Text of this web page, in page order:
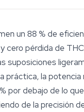
un 88 % de
cero pérdida de
suposiciones
práctica, la potencia
por debajo de lo
de la precisión